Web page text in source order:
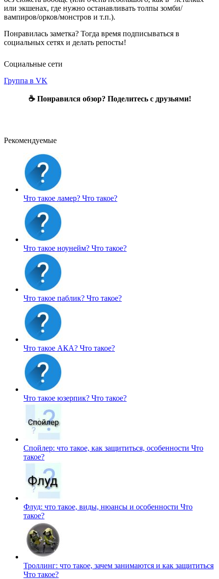
или экшенах, где нужно останавливать толпы зомби/
вампиров/орков/монстров и т.п.).
Понравилась заметка? Тогда время подписываться в
социальных сетях и делать репосты!
Социальные сети
Группа в VK
☕ Понравился обзор? Поделитесь с друзьями!
Рекомендуемые
Что такое ламер? Что такое?
Что такое ноунейм? Что такое?
Что такое паблик? Что такое?
Что такое АКА? Что такое?
Что такое юзерпик? Что такое?
Спойлер: что такое, как защититься, особенности Что
такое?
Флуд: что такое, виды, нюансы и особенности Что
такое?
Троллинг: что такое, зачем занимаются и как защититься
Что такое?